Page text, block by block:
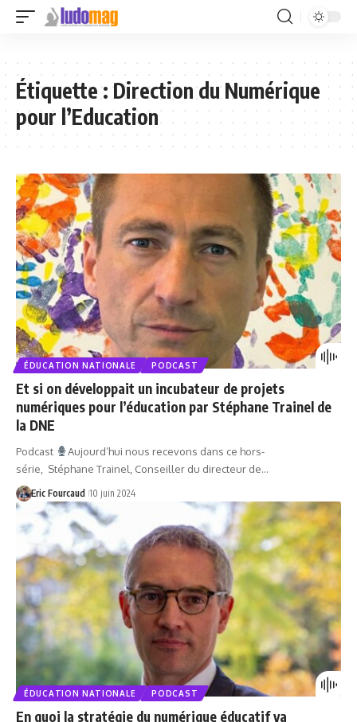
Étiquette :Direction du Numérique
pour l’Education
ÉDUCATION NATIONALE PODCAST
Et si on développait un incubateur de projets
numériques pour l’éducation par Stéphane Trainel de
la DNE
Podcast
Aujourd’hui nous recevons dans ce hors-
série, Stéphane Trainel, Conseiller du directeur de…
Eric Fourcaud 10 juin 2024
ÉDUCATION NATIONALE PODCAST
En quoi la stratégie du numérique éducatif va